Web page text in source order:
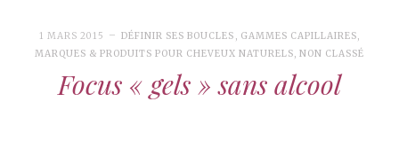
1 MARS 2015 DÉFINIR SES BOUCLES , GAMMES CAPILLAIRES,
MARQUES & PRODUITS POUR CHEVEUX NATURELS, NON CLASSÉ
Focus « gels » sans alcool